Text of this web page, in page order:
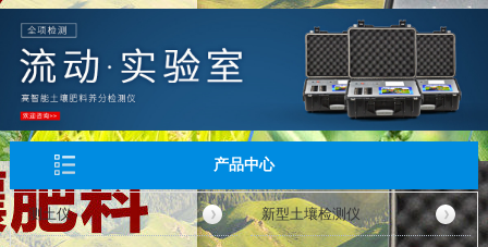
产品中心
测土仪 新型土壤检测仪